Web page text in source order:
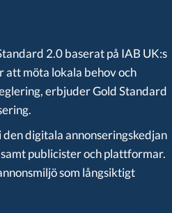
2.0 baserat på IAB UK:s
att möta lokala behov och
erbjuder Gold Standard
digitala annonseringskedjan
publicister och plattformar.
som långsiktigt